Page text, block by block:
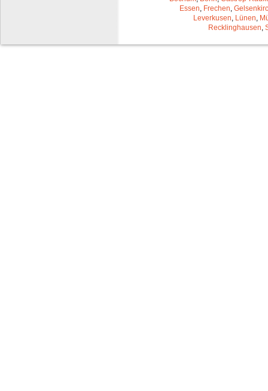
Essen, Frechen,
Leverkusen, Lünen,
Recklinghausen,